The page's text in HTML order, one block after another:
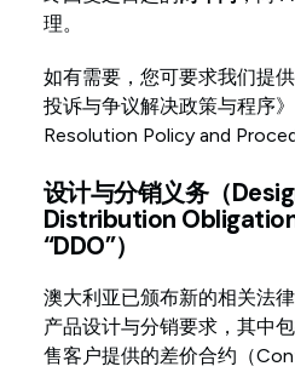
理。
如有需要，您可要求我们提
投诉与争议解决政策与程序
Resolution Policy and
设计与分销义务（
Distribution
“DDO”）
澳大利亚已颁布新的相关法
产品设计与分销要求，其中
售客户提供的差价合约（